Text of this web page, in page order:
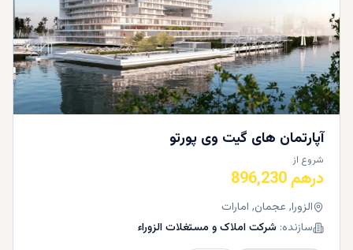
آپارتمان ‌های گیت‌ وی پورتو
شروع از
درهم 896,230
الزورا, عجمان, امارات
سازنده: شرکت املاک و مستغلات الزوراء